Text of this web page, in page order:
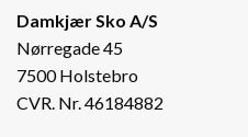
Damkjær Sko A/S
Nørregade 45
7500 Holstebro
CVR. Nr. 46184882